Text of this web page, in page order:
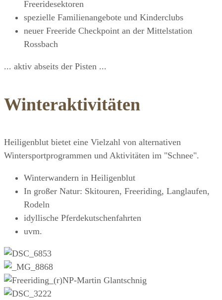
Freeridesektoren
spezielle Familienangebote und Kinderclubs
neuer Freeride Checkpoint an der Mittelstation
Rossbach
... aktiv abseits der Pisten ...
Winteraktivitäten
Heiligenblut bietet eine Vielzahl von alternativen
Wintersportprogrammen und Aktivitäten im "Schnee".
Winterwandern in Heiligenblut
In großer Natur: Skitouren, Freeriding, Langlaufen,
Rodeln
idyllische Pferdekutschenfahrten
uvm.